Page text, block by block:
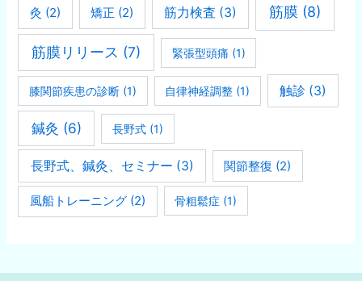
灸 (2) 矯正 (2) 筋力検査 (3) 筋膜 (8)
筋膜リリース (7) 緊張型頭痛 (1)
膝関節疾患の診断 (1) 自律神経調整 (1) 触診 (3)
鍼灸 (6) 長野式 (1)
長野式、鍼灸、セミナー (3) 関節整復 (2)
風船トレーニング (2) 骨粗鬆症 (1)